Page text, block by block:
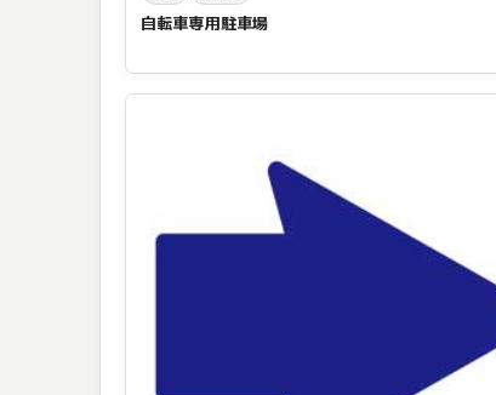
自転車専用駐車場